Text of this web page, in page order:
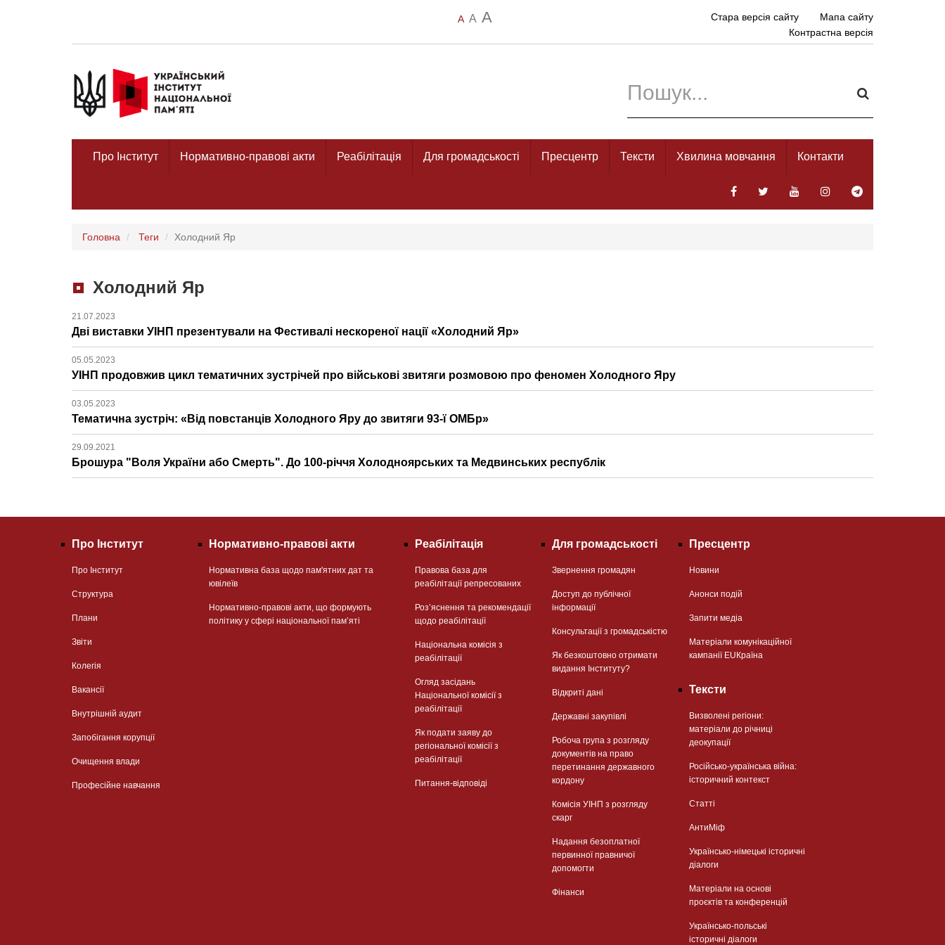
A A A Стара версія сайту
Мапа сайту
Контрастна версія
Про Інститут Нормативно-правові акти Реабілітація Для громадськості Пресцентр Тексти Хвилина мовчання Контакти
Головна Теги Холодний Яр
Холодний Яр
21.07.2023
Дві виставки УІНП презентували на Фестивалі нескореної нації «Холодний Яр»
05.05.2023
УІНП продовжив цикл тематичних зустрічей про військові звитяги розмовою про феномен Холодного Яру
03.05.2023
Тематична зустріч: «Від повстанців Холодного Яру до звитяги 93-ї ОМБр»
29.09.2021
Брошура "Воля України або Смерть". До 100-річчя Холодноярських та Медвинських республік
Про Інститут
Про Інститут
Структура
Плани
Звіти
Колегія
Вакансії
Внутрішній аудит
Запобігання корупції
Очищення влади
Професійне навчання
Нормативно-правові акти
Нормативна база щодо пам'ятних дат та
ювілеїв
Нормативно-правові акти, що формують
політику у сфері національної памʼяті
Реабілітація
Правова база для
реабілітації репресованих
Розʼяснення та рекомендації
щодо реабілітації
Національна комісія з
реабілітації
Огляд засідань
Національної комісії з
реабілітації
Як подати заяву до
регіональної комісії з
реабілітації
Питання-відповіді
Для громадськості
Звернення громадян
Доступ до публічної
інформації
Консультації з громадськістю
Як безкоштовно отримати
видання Інституту?
Відкриті дані
Державні закупівлі
Робоча група з розгляду
документів на право
перетинання державного
кордону
Комісія УІНП з розгляду
скарг
Надання безоплатної
первинної правничої
допомогти
Фінанси
Пресцентр
Новини
Анонси подій
Запити медіа
Матеріали комунікаційної
кампанії EUКраїна
Тексти
Визволені регіони:
матеріали до річниці
деокупації
Російсько-українська війна:
історичний контекст
Статті
АнтиМіф
Українсько-німецькі історичні
діалоги
Матеріали на основі
проєктів та конференцій
Українсько-польські
історичні діалоги